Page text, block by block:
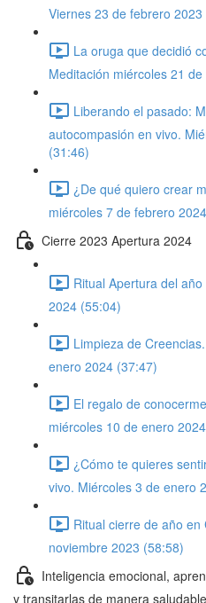
Viernes 23 de febrero 2023
La oruga que decidió
Meditación miércoles 21
Liberando el pasado:
autocompasión en vivo.
(31:46)
¿De qué quiero crear
miércoles 7 de febrero
Cierre 2023 Apertura 2024
Ritual Apertura del
2024 (55:04)
Limpieza de
enero 2024 (37:47)
El regalo de
miércoles 10 de enero
¿Cómo te quieres
vivo. Miércoles 3 de enero
Ritual cierre de año
noviembre 2023 (58:58)
Inteligencia emocional,
y transitarlas de manera